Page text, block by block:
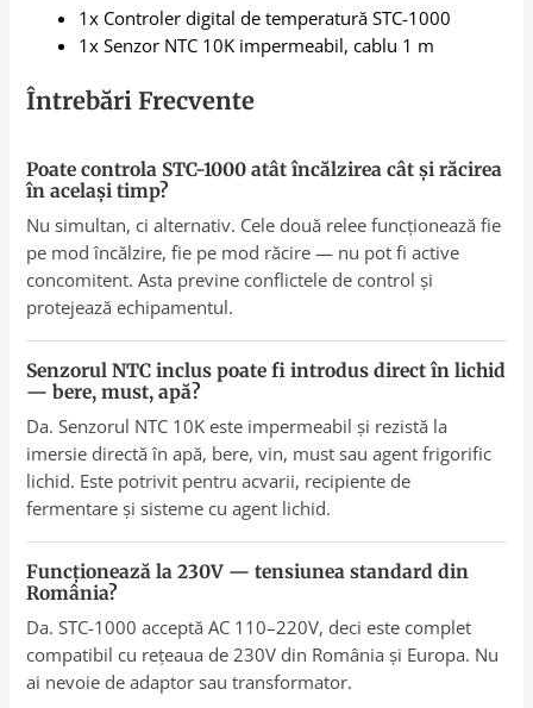
1x Controler digital de temperatură STC-1000
1x Senzor NTC 10K impermeabil, cablu 1 m
Întrebări Frecvente
Poate controla STC-1000 atât încălzirea cât și răcirea
în același timp?
Nu simultan, ci alternativ. Cele două relee funcționează fie
pe mod încălzire, fie pe mod răcire — nu pot fi active
concomitent. Asta previne conflictele de control și
protejează echipamentul.
Senzorul NTC inclus poate fi introdus direct în lichid
— bere, must, apă?
Da. Senzorul NTC 10K este impermeabil și rezistă la
imersie directă în apă, bere, vin, must sau agent frigorific
lichid. Este potrivit pentru acvarii, recipiente de
fermentare și sisteme cu agent lichid.
Funcționează la 230V — tensiunea standard din
România?
Da. STC-1000 acceptă AC 110–220V, deci este complet
compatibil cu rețeaua de 230V din România și Europa. Nu
ai nevoie de adaptor sau transformator.